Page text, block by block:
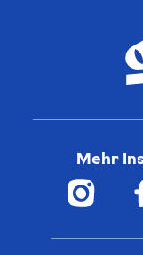
Mehr